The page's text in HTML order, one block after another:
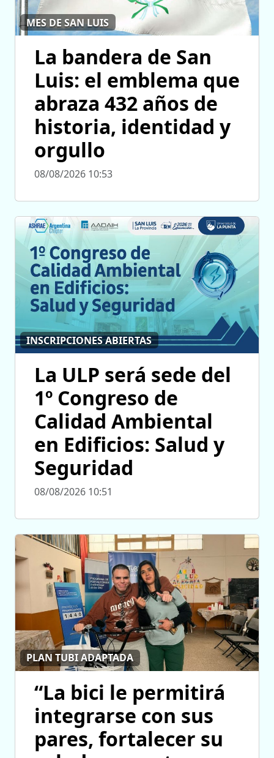
MES DE SAN LUIS
La bandera de San
Luis: el emblema que
abraza 432 años de
historia, identidad y
orgullo
08/08/2026 10:53
INSCRIPCIONES ABIERTAS
La ULP será sede del
1º Congreso de
Calidad Ambiental
en Edificios: Salud y
Seguridad
08/08/2026 10:51
PLAN TUBI ADAPTADA
“La bici le permitirá
integrarse con sus
pares, fortalecer su